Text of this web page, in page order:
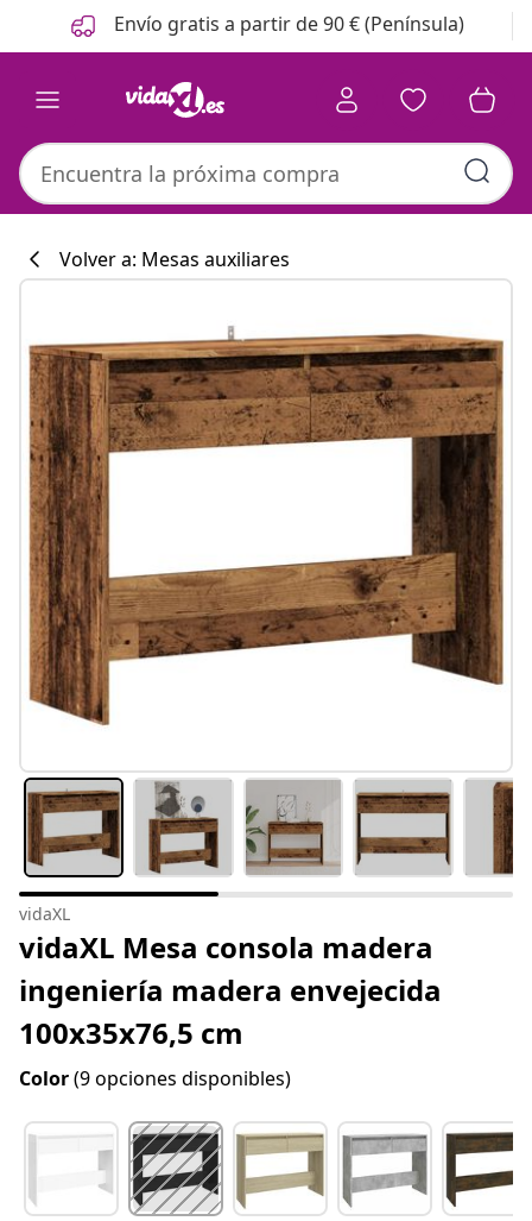
Anterior
Siguiente Envío gratis a partir de 90 € (Península)
#sharemevidaxl
Volver a: Mesas auxiliares
vidaXL
vidaXL Mesa consola madera
ingeniería madera envejecida
100x35x76,5 cm
Color(9 opciones disponibles)